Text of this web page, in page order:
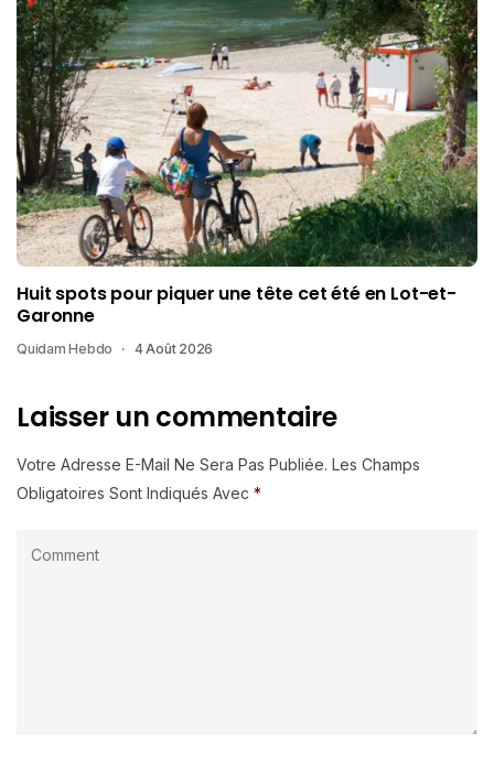
Huit spots pour piquer une tête cet été en Lot-et-
Garonne
Quidam Hebdo 4 Août 2026
Laisser un commentaire
Votre Adresse E-Mail Ne Sera Pas Publiée. Les Champs
Obligatoires Sont Indiqués Avec *